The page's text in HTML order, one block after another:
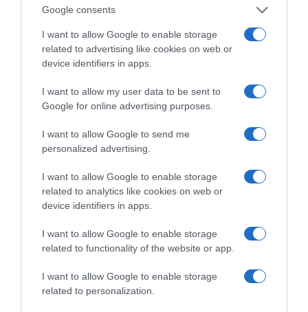
Google consents
I want to allow Google to enable storage
related to advertising like cookies on web or
device identifiers in apps.
I want to allow my user data to be sent to
Google for online advertising purposes.
I want to allow Google to send me
personalized advertising.
I want to allow Google to enable storage
related to analytics like cookies on web or
device identifiers in apps.
I want to allow Google to enable storage
related to functionality of the website or app.
I want to allow Google to enable storage
related to personalization.
Nammos μαζί με Zoe Saldaña και Omar Epps
Ρένα Δούρου: Θολή συμφωνία που αφήνει ανοικτά
Ελλάδας έναντι της τουρκικής επιθετικότητας
ΔΕΙΤΕ ΤΗΝ ΚΙΝΗΣΗ ΣΤΟΥΣ ΔΡΌΜΟΥΣ